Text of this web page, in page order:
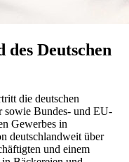
Deutschen
die deutschen
sowie Bundes- und EU-
Gewerbes in
deutschlandweit über
und einem